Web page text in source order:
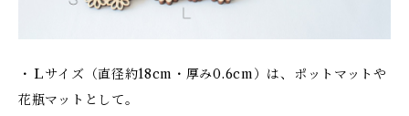
・Ｌサイズ（直径約18cm・厚み0.6cm）は、ポットマットや
花瓶マットとして。